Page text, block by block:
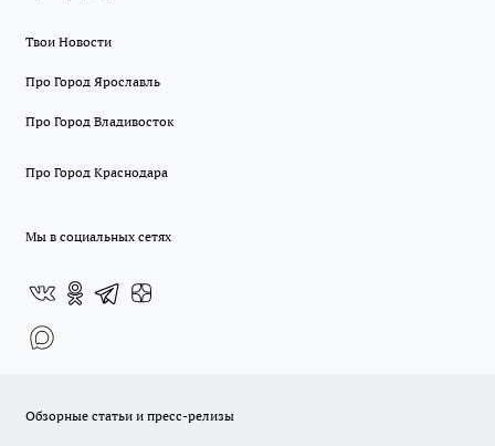
Твои Новости
Про Город Ярославль
Про Город Владивосток
Про Город Краснодара
Мы в социальных сетях
Обзорные статьи и пресс-релизы